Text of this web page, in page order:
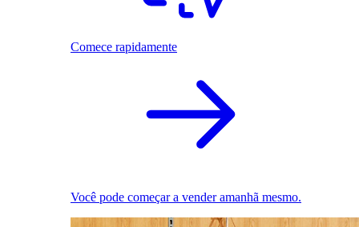
Comece rapidamente
Você pode começar a vender amanhã mesmo.